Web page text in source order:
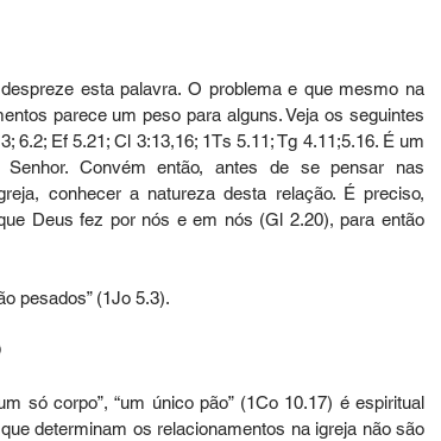
esta palavra. O problema e que mesmo na
parece um peso para alguns. Veja os seguintes
6.2; Ef 5.21; Cl 3:13,16; 1Ts 5.11; Tg 4.11;5.16. É um
Senhor. Convém então, antes de se pensar nas
conhecer a natureza desta relação. É preciso,
Deus fez por nós e em nós (Gl 2.20), para então
pesados” (1Jo 5.3).
só corpo”, “um único pão” (1Co 10.17) é espiritual
determinam os relacionamentos na igreja não são